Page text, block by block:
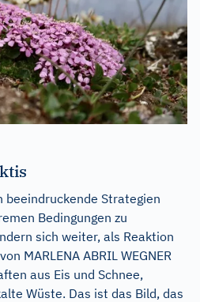
beeindruckende Strategien
Bedingungen zu
sich weiter, als Reaktion
MARLENA ABRIL WEGNER
aus Eis und Schnee,
Wüste. Das ist das Bild, das